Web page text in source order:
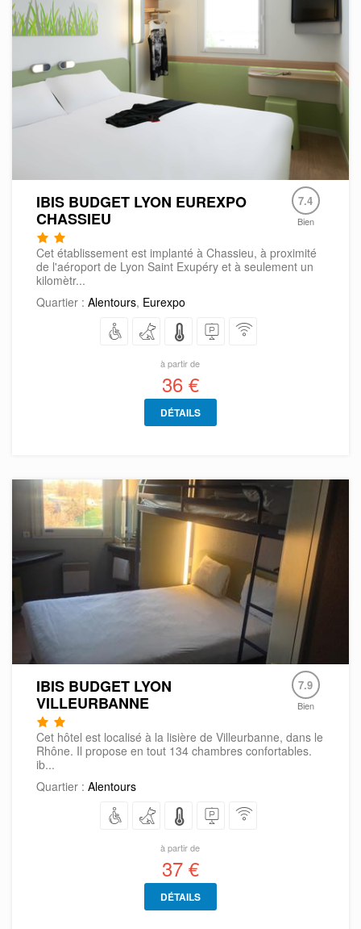
IBIS BUDGET LYON EUREXPO
CHASSIEU
7.4
Bien
Cet établissement est implanté à Chassieu, à proximité
de l'aéroport de Lyon Saint Exupéry et à seulement un
kilomètr...
Quartier : Alentours, Eurexpo
à partir de
36 €
DÉTAILS
IBIS BUDGET LYON
VILLEURBANNE
7.9
Bien
Cet hôtel est localisé à la lisière de Villeurbanne, dans le
Rhône. Il propose en tout 134 chambres confortables.
ib...
Quartier : Alentours
à partir de
37 €
DÉTAILS